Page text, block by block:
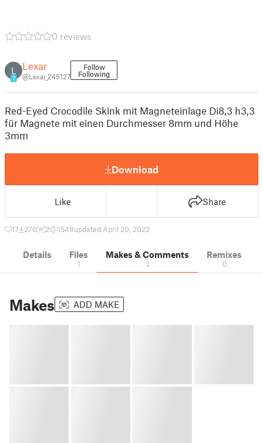
0 reviews
L
7
Lexar
@Lexar_245127
Follow
Following
Red-Eyed Crocodile Skink mit Magneteinlage Di8,3 h3,3
für Magnete mit einen Durchmesser 8mm und Höhe
3mm
Download
Like Share
17 270 2 1549updated April 20, 2022
Details Files
1
Makes & Comments
3
Remixes
0
Makes ADD MAKE